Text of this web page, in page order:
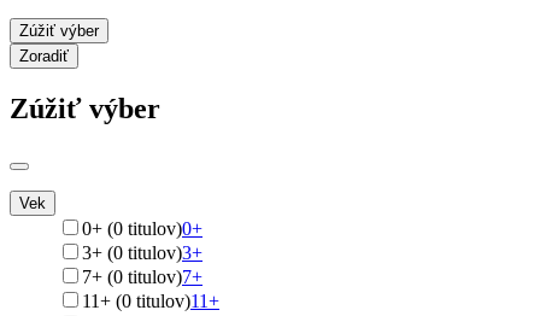
Zúžiť výber
Zoradiť
Zúžiť výber
Vek
0+ (0 titulov)0+
3+ (0 titulov)3+
7+ (0 titulov)7+
11+ (0 titulov)11+